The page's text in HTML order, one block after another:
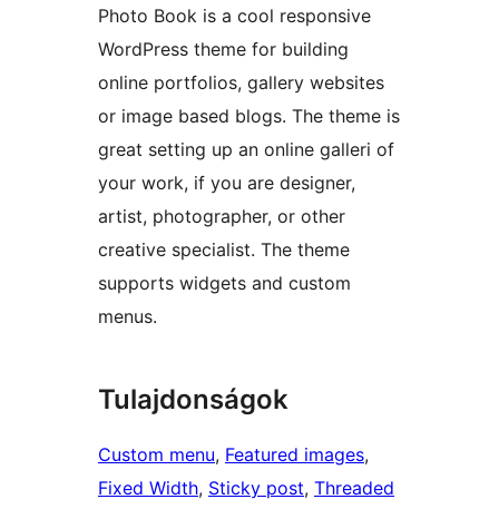
Photo Book is a cool responsive
WordPress theme for building
online portfolios, gallery websites
or image based blogs. The theme is
great setting up an online galleri of
your work, if you are designer,
artist, photographer, or other
creative specialist. The theme
supports widgets and custom
menus.
Tulajdonságok
Custom menu, Featured images
Fixed Width, Sticky post, Threaded